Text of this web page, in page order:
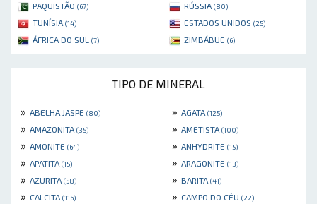
PAQUISTÃO (67) RÚSSIA (80)
TUNÍSIA (14) ESTADOS UNIDOS (25)
ÁFRICA DO SUL (7) ZIMBÁBUE (6)
TIPO DE MINERAL
» ABELHA JASPE (80) » AGATA (125)
» AMAZONITA (35) » AMETISTA (100)
» AMONITE (64) » ANHYDRITE (15)
» APATITA (15) » ARAGONITE (13)
» AZURITA (58) » BARITA (41)
» CALCITA (116) » CAMPO DO CÉU (22)